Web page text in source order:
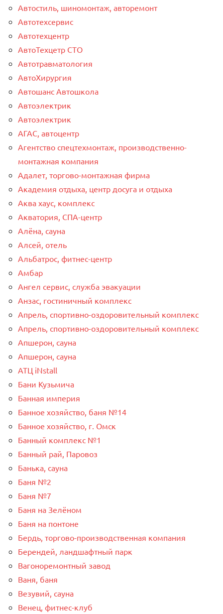
Автостиль, шиномонтаж, авторемонт
Автотехсервис
Автотехцентр
АвтоТехцетр СТО
Автотравматология
АвтоХирургия
Автошанс Автошкола
Автоэлектрик
Автоэлектрик
АГАС, автоцентр
Агентство спецтехмонтаж, производственно-
монтажная компания
Адалет, торгово-монтажная фирма
Академия отдыха, центр досуга и отдыха
Аква хаус, комплекс
Акватория, СПА-центр
Алёна, сауна
Алсей, отель
Альбатрос, фитнес-центр
Амбар
Ангел сервис, служба эвакуации
Анзас, гостиничный комплекс
Апрель, спортивно-оздоровительный комплекс
Апрель, спортивно-оздоровительный комплекс
Апшерон, сауна
Апшерон, сауна
АТЦ iNstall
Бани Кузьмича
Банная империя
Банное хозяйство, баня №14
Банное хозяйство, г. Омск
Банный комплекс №1
Банный рай, Паровоз
Банька, сауна
Баня №2
Баня №7
Баня на Зелёном
Баня на понтоне
Бердь, торгово-производственная компания
Берендей, ландшафтный парк
Вагоноремонтный завод
Ваня, баня
Везувий, сауна
Венец, фитнес-клуб